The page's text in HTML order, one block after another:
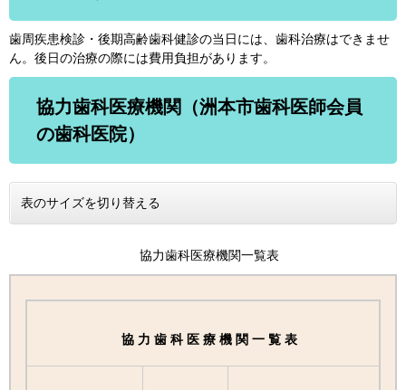
歯周疾患検診・後期高齢歯科健診の当日には、歯科治療はできませ
ん。後日の治療の際には費用負担があります。
協力歯科医療機関（洲本市歯科医師会員
の歯科医院）
表のサイズを切り替える
協力歯科医療機関一覧表
協 力 歯 科 医 療 機 関 一 覧 表